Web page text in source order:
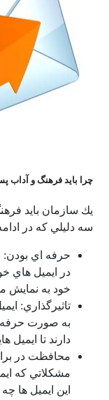
چرا بايد فرهنگ و آداب
يك سازمان بايد
سه دليلي كه در
حرفه اي بودن:
در ايميل هاي
خود به نمايش
تاثيرگذاري:
به صورت حرفه
دارند تا
محافظت در
مشكلاتي كه
اين ايميل ها